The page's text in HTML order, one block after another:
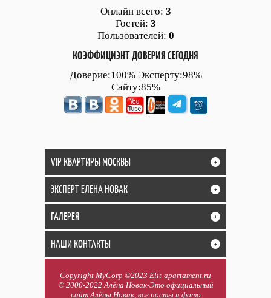
Онлайн всего: 3
Гостей: 3
Пользователей: 0
КОЭФФИЦИЭНТ ДОВЕРИЯ СЕГОДНЯ
Доверие:100% Эксперту:98%
Сайту:85%
VIP КВАРТИРЫ МОСКВЫ +
ЭКСПЕРТ ЕЛЕНА НОВАК +
ГАЛЕРЕЯ +
НАШИ КОНТАКТЫ +
Copyright MyCorp ©2023 Elit-apartament.ru
© 2000-2022 Алёна Новак-Это официальный
сайт Алёны Новак, все посты и фото